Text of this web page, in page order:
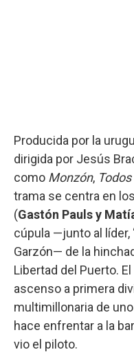
Producida por la
dirigida por Jesús
como Monzón,
trama se centra en
(Gastón Pauls y
cúpula —junto al líder,
Garzón— de la
Libertad del Puerto.
ascenso a primera
multimillonaria de
hace enfrentar a la
vio el piloto.